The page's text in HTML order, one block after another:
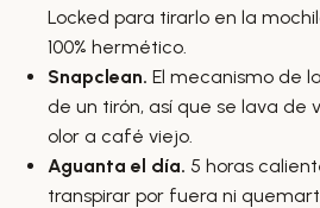
Locked para tirarlo en la
100% hermético.
Snapclean. El mecanismo de
de un tirón, así que se lava de
olor a café viejo.
Aguanta el día. 5 horas
transpirar por fuera ni